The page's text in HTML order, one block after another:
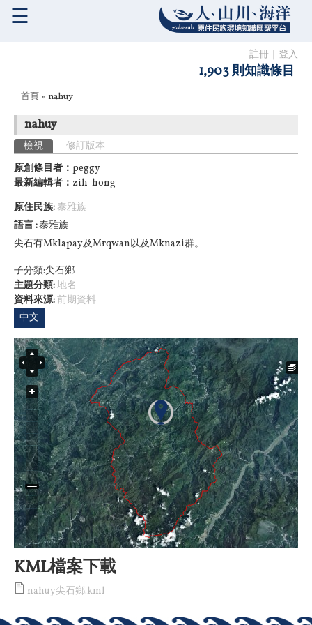
註冊 登入
1,903 則知識條目
☰
您在這裡
首頁 » nahuy
nahuy
主要索引標籤
檢視 (作用中頁籤)
修訂版本
原創條目者： peggy
最新編輯者： zih-hong
原住民族: 泰雅族
語言 泰雅族
尖石有Mklapay及Mrqwan以及Mknazi群。
子分類:尖石鄉
主題分類:地名
資料來源:前期資料
中文
KML檔案下載
nahuy尖石鄉.kml